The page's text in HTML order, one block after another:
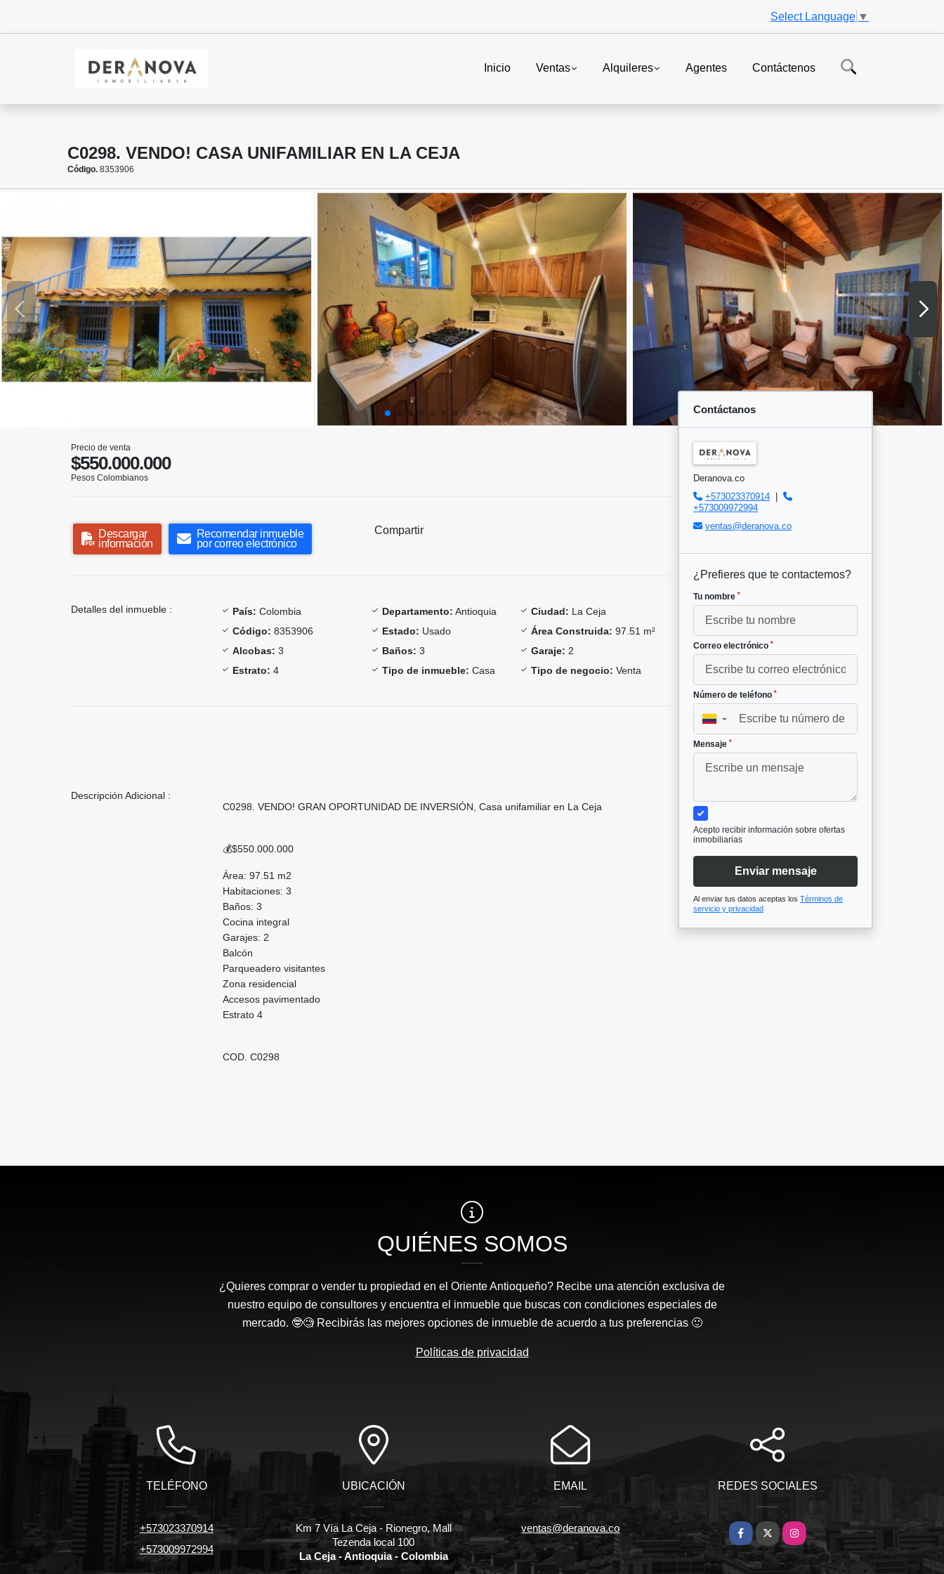
Select Language ▼
Inicio Ventas Alquileres Agentes Contáctenos
C0298. VENDO! CASA UNIFAMILIAR EN LA CEJA
Código. 8353906
Precio de venta
$550.000.000
Pesos Colombianos
Descargar
información
Recomendar inmueble
por correo electrónico
Compartir
Detalles del inmueble : País: Colombia Departamento: Antioquia Ciudad: La Ceja
Código: 8353906 Estado: Usado Área Construida: 97.51 m²
Alcobas: 3 Baños: 3 Garaje: 2
Estrato: 4 Tipo de inmueble: Casa Tipo de negocio: Venta
Descripción Adicional :
C0298. VENDO! GRAN OPORTUNIDAD DE INVERSIÓN, Casa unifamiliar en La Ceja
💰$550.000.000
Área: 97.51 m2
Habitaciones: 3
Baños: 3
Cocina integral
Garajes: 2
Balcón
Parqueadero visitantes
Zona residencial
Accesos pavimentado
Estrato 4
COD. C0298
Contáctanos
Deranova.co
+573023370914
+573009972994
ventas@deranova.co
¿Prefieres que te contactemos?
Tu nombre *
Correo electrónico *
Número de teléfono *
▼
Mensaje *
Acepto recibir información sobre ofertas
inmobiliarias
Enviar mensaje
Al enviar tus datos aceptas los Términos de
servicio y privacidad
QUIÉNES SOMOS
¿Quieres comprar o vender tu propiedad en el Oriente Antioqueño? Recibe una atención exclusiva de
nuestro equipo de consultores y encuentra el inmueble que buscas con condiciones especiales de
mercado. 🤓🧐 Recibirás las mejores opciones de inmueble de acuerdo a tus preferencias 🙂
Políticas de privacidad
TELÉFONO
+573023370914
+573009972994
UBICACIÓN
Km 7 Vía La Ceja - Rionegro, Mall
Tezenda local 100
La Ceja - Antioquia - Colombia
EMAIL
ventas@deranova.co
REDES SOCIALES
Facebook
X Instagram